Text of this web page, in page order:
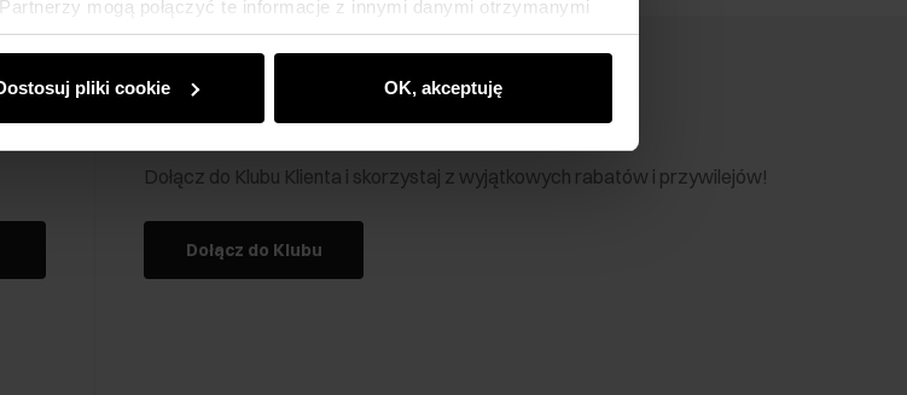
mogą połączyć te informacje z innymi danymi otrzymanymi
usług.
pliki cookie OK, akceptuję
Klub Klienta Ochnik
Dołącz do Klubu Klienta i skorzystaj z wyjątkowych rabatów i przywilejów!
Dołącz do Klubu